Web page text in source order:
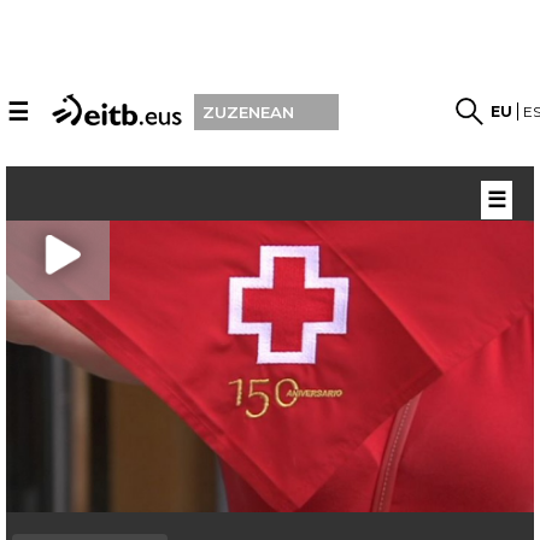
☰ ZUZENEAN EU
☰